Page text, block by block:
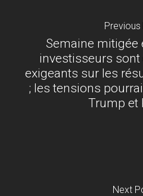
Semaine mitigée
investisseurs
exigeants sur les
; les tensions
Trump et
Next